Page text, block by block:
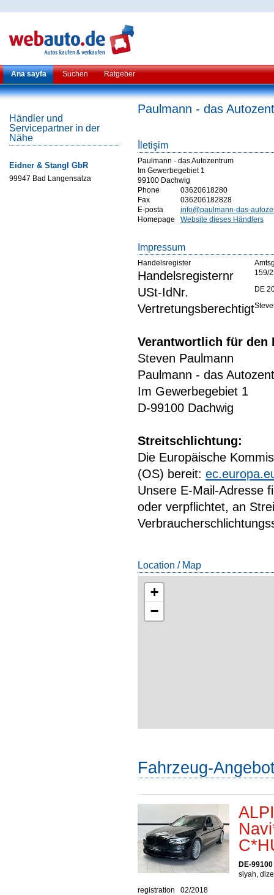
Ana sayfa Suchen Ratgeber
Händler und
Servicepartner in der
Nähe
Eidner & Stangl GbR
99947 Bad Langensalza
Paulmann - das
İletişim
Paulmann - das Autozentrum
Im Gewerbegebiet 1
99100 Dachwig
Phone
03620618280
Fax
036206182828
E-posta
info@paulmann-das-
Homepage
Website dieses Händlers
Impressum
Handelsregister
Handelsregisternr 159/
USt-IdNr. DE
Vertretungsberechtigt
Verantwortlich für den
Steven Paulmann
Paulmann - das
Im Gewerbegebiet 1
D-99100 Dachwig
Streitschlichtung:
Die Europäische
(OS) bereit:
Unsere E-Mail-Adresse
oder verpflichtet, an
Location / Map
+
−
Fahrzeug-
DE-
siyah,
registration
02/2018